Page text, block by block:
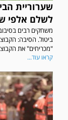
שערוריית
לשלם אלפי
משחקים רבים
ביטול. הסיבה:
"מכריחים" את
קראו עוד...